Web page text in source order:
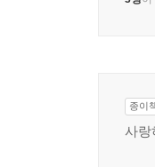
종이
사랑